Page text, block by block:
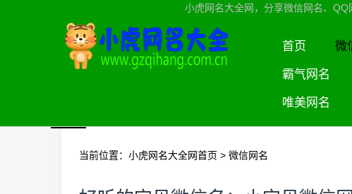
小虎网名大全网，分享微信网名、
首页 微
霸气网名
唯美网名
当前位置： 小虎网名大全网首页 > 微信网名